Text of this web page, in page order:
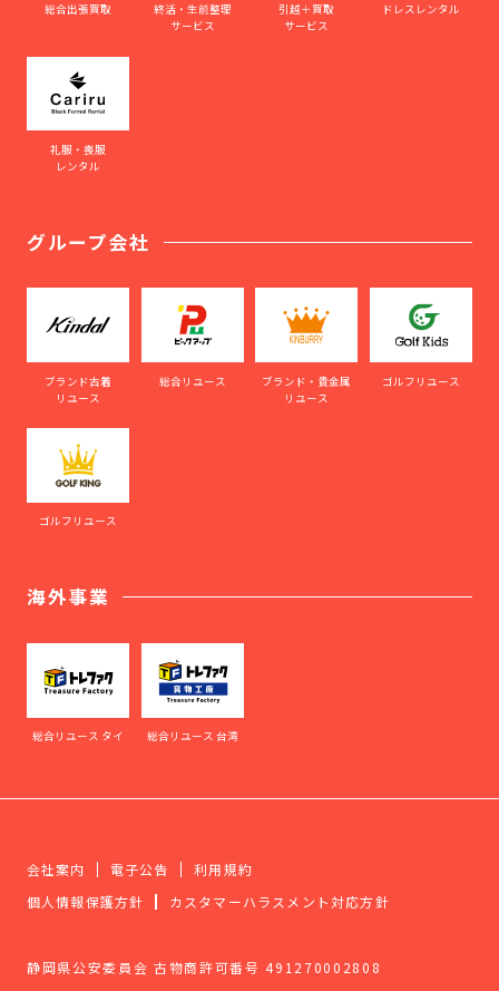
総合出張買取
終活・生前整理
サービス
引越＋買取
サービス
ドレスレンタル
礼服・喪服
レンタル
グループ会社
ブランド古着
リユース
総合リユース
ブランド・貴金属
リユース
ゴルフリユース
ゴルフリユース
海外事業
総合リユース タイ 総合リユース 台湾
会社案内 電子公告
利用規約
個人情報保護方針
カスタマーハラスメント対応方針
静岡県公安委員会 古物商許可番号 491270002808